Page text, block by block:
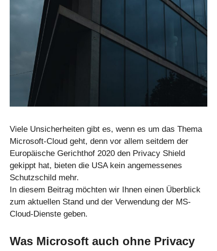
Viele Unsicherheiten gibt es, wenn es um das Thema
Microsoft-Cloud geht, denn vor allem seitdem der
Europäische Gerichthof 2020 den Privacy Shield
gekippt hat, bieten die USA kein angemessenes
Schutzschild mehr.
In diesem Beitrag möchten wir Ihnen einen Überblick
zum aktuellen Stand und der Verwendung der MS-
Cloud-Dienste geben.
Was Microsoft auch ohne Privacy